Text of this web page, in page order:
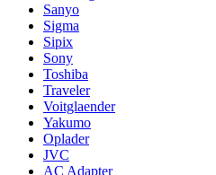
Sanyo
Sigma
Sipix
Sony
Toshiba
Traveler
Voitglaender
Yakumo
Oplader
JVC
AC Adapter